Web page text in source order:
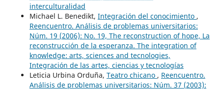
interculturalidad
Michael L. Benedikt, Integración del conocimiento ,
Reencuentro. Análisis de problemas universitarios:
Núm. 19 (2006): No. 19, The reconstruction of hope, La
reconstrucción de la esperanza. The integration of
knowledge: arts, sciences and tecnologies,
Integración de las artes, ciencias y tecnologías
Leticia Urbina Orduña, Teatro chicano , Reencuentro.
Análisis de problemas universitarios: Núm. 37 (2003):